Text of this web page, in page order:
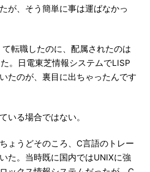
が、そう簡単に事は運ばなかっ
転職したのに、配属されたのは
。日電東芝情報システムでLISP
たのが、裏目に出ちゃったんです
いる場合ではない。
ょうどそのころ、C言語のトレー
た。当時既に国内ではUNIXに強